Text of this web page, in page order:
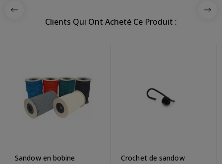
Clients Qui Ont Acheté Ce Produit :
Sandow en bobine
Crochet de sandow